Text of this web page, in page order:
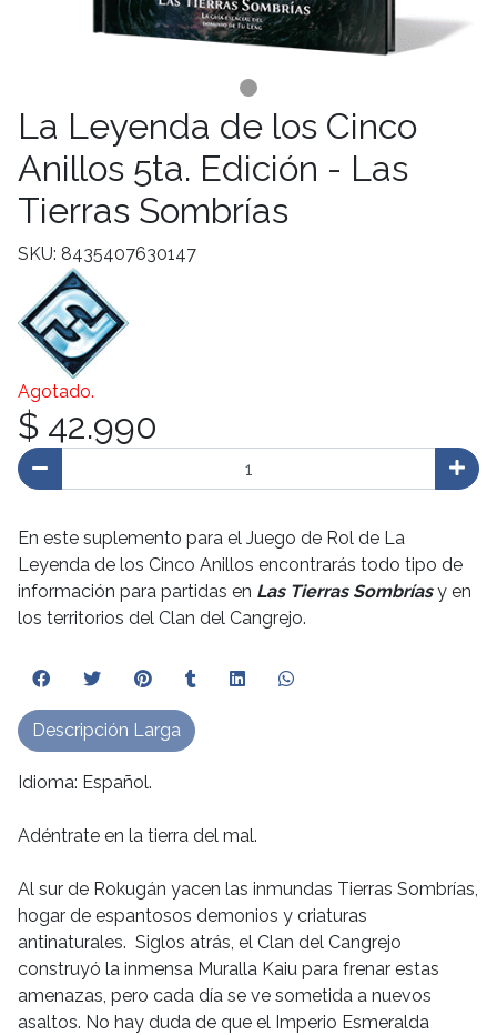
La Leyenda de los Cinco
Anillos 5ta. Edición - Las
Tierras Sombrías
SKU: 8435407630147
Agotado.
$ 42.990
En este suplemento para el Juego de Rol de La
Leyenda de los Cinco Anillos encontrarás todo tipo de
información para partidas en Las Tierras Sombríasy en
los territorios del Clan del Cangrejo.
Idioma: Español.
Adéntrate en la tierra del mal.
Al sur de Rokugán yacen las inmundas Tierras Sombrías,
hogar de espantosos demonios y criaturas
antinaturales. Siglos atrás, el Clan del Cangrejo
construyó la inmensa Muralla Kaiu para frenar estas
amenazas, pero cada día se ve sometida a nuevos
asaltos. No hay duda de que el Imperio Esmeralda
Descripción Larga